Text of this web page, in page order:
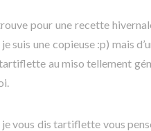
pour une recette
suis une copieuse :p) mais
au miso tellement
vous dis tartiflette vous